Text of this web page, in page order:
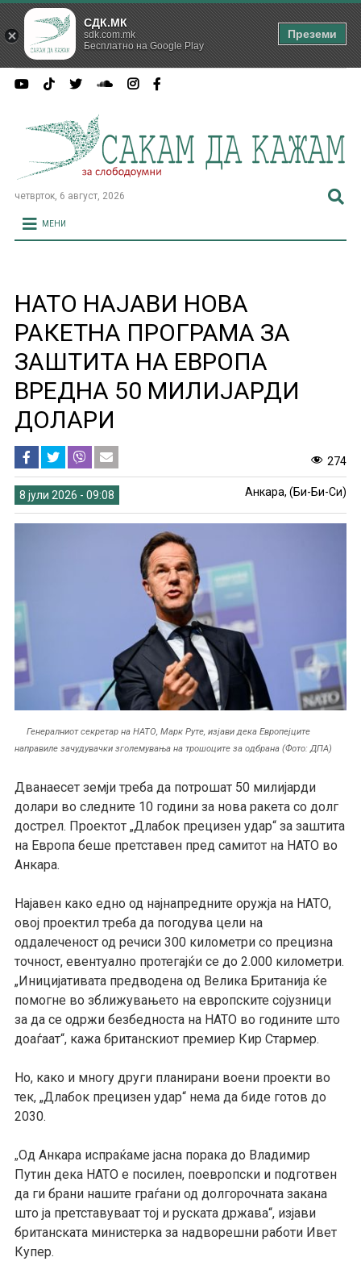
четврток, 6 август, 2026
МЕНИ
НАТО НАЈАВИ НОВА
РАКЕТНА ПРОГРАМА ЗА
ЗАШТИТА НА ЕВРОПА
ВРЕДНА 50 МИЛИЈАРДИ
ДОЛАРИ
274
8 јули 2026 - 09:08 Анкара, (Би-Би-Си)
Генералниот секретар на НАТО, Марк Руте, изјави дека Европејците
направиле зачудувачки зголемувања на трошоците за одбрана (Фото: ДПА)
Дванаесет земји треба да потрошат 50 милијарди
долари во следните 10 години за нова ракета со долг
дострел. Проектот „Длабок прецизен удар“ за заштита
на Европа беше претставен пред самитот на НАТО во
Анкара.
Најавен како едно од најнапредните оружја на НАТО,
овој проектил треба да погодува цели на
оддалеченост од речиси 300 километри со прецизна
точност, евентуално протегајќи се до 2.000 километри.
„Иницијативата предводена од Велика Британија ќе
помогне во зближувањето на европските сојузници
за да се одржи безбедноста на НАТО во годините што
доаѓаат“, кажа британскиот премиер Кир Стармер.
Но, како и многу други планирани воени проекти во
тек, „Длабок прецизен удар“ нема да биде готов до
2030.
„Од Анкара испраќаме јасна порака до Владимир
Путин дека НАТО е посилен, поевропски и подготвен
да ги брани нашите граѓани од долгорочната закана
што ја претставуваат тој и руската држава“, изјави
британската министерка за надворешни работи Ивет
Купер.
СДК.МК
sdk.com.mk
Бесплатно на Google Play
Преземи